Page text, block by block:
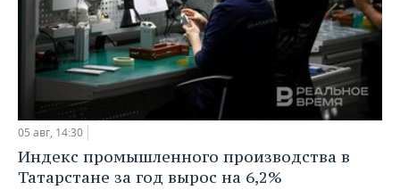
05 авг, 14:30
Индекс промышленного производства в
Татарстане за год вырос на 6,2%